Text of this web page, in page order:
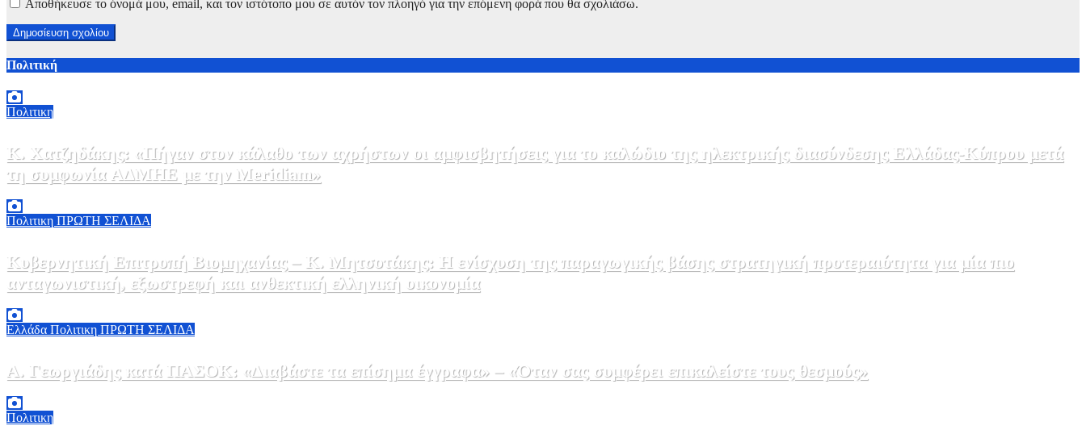
Αποθήκευσε το όνομά μου, email, και τον ιστότοπο μου σε αυτόν τον πλοηγό για την επόμενη φορά που θα σχολιάσω.
Πολιτική
Πολιτικη
Κ. Χατζηδάκης: «Πήγαν στον κάλαθο των αχρήστων οι αμφισβητήσεις για το καλώδιο της ηλεκτρικής διασύνδεσης Ελλάδας-Κύπρου μετά
τη συμφωνία ΑΔΜΗΕ με την Meridiam»
Πολιτικη ΠΡΩΤΗ ΣΕΛΙΔΑ
Κυβερνητική Επιτροπή Βιομηχανίας – Κ. Μητσοτάκης: Η ενίσχυση της παραγωγικής βάσης στρατηγική προτεραιότητα για μία πιο
ανταγωνιστική, εξωστρεφή και ανθεκτική ελληνική οικονομία
Ελλάδα Πολιτικη ΠΡΩΤΗ ΣΕΛΙΔΑ
Α. Γεωργιάδης κατά ΠΑΣΟΚ: «Διαβάστε τα επίσημα έγγραφα» – «Όταν σας συμφέρει επικαλείστε τους θεσμούς»
Πολιτικη